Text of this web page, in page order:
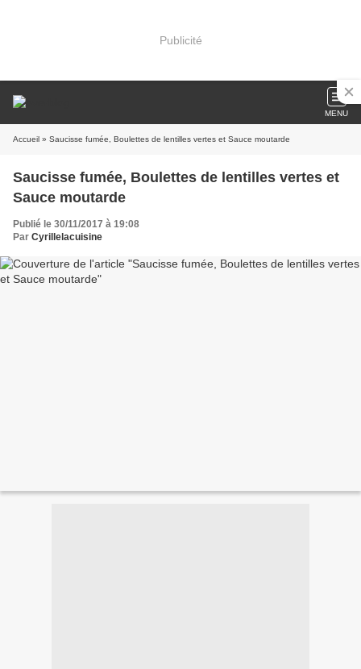
Publicité
MENU
Accueil » Saucisse fumée, Boulettes de lentilles vertes et Sauce moutarde
Saucisse fumée, Boulettes de lentilles vertes et
Sauce moutarde
Publié le 30/11/2017 à 19:08
Par Cyrillelacuisine